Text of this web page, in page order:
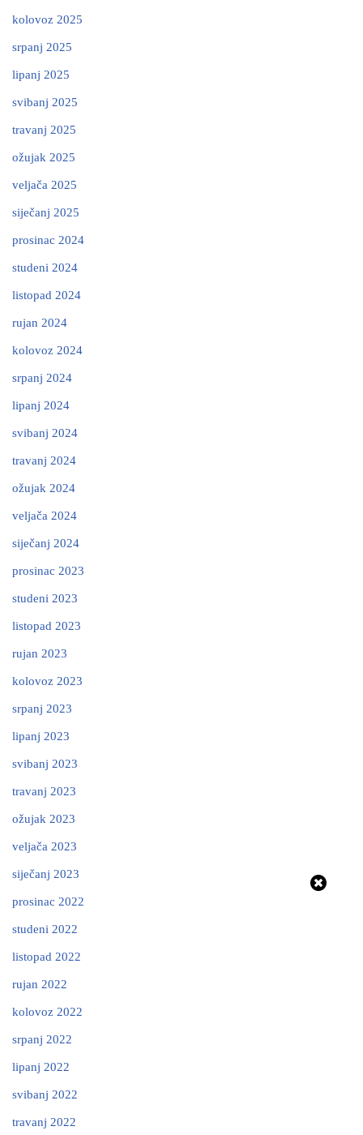
kolovoz 2025
srpanj 2025
lipanj 2025
svibanj 2025
travanj 2025
ožujak 2025
veljača 2025
siječanj 2025
prosinac 2024
studeni 2024
listopad 2024
rujan 2024
kolovoz 2024
srpanj 2024
lipanj 2024
svibanj 2024
travanj 2024
ožujak 2024
veljača 2024
siječanj 2024
prosinac 2023
studeni 2023
listopad 2023
rujan 2023
kolovoz 2023
srpanj 2023
lipanj 2023
svibanj 2023
travanj 2023
ožujak 2023
veljača 2023
siječanj 2023
prosinac 2022
studeni 2022
listopad 2022
rujan 2022
kolovoz 2022
srpanj 2022
lipanj 2022
svibanj 2022
travanj 2022